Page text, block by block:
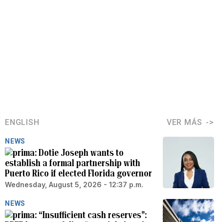
ENGLISH VER MÁS
NEWS
Dotie Joseph wants to
establish a formal partnership with
Puerto Rico if elected Florida governor
Wednesday, August 5, 2026 - 12:37 p.m.
NEWS
“Insufficient cash reserves”: